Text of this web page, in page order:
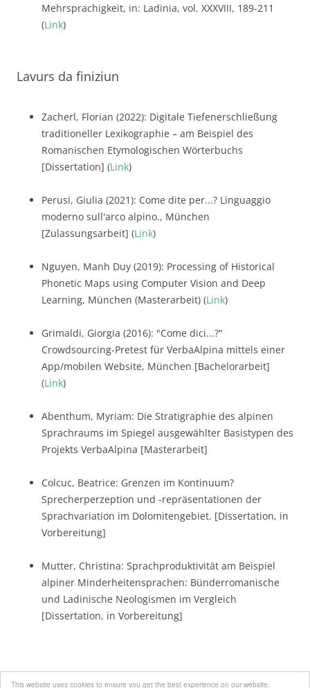
This website uses cookies to ensure you get the best experience on our website.
Mehrsprachigkeit, in: Ladinia, vol. XXXVIII, 189-211
(Link)
Lavurs da finiziun
Zacherl, Florian (2022): Digitale Tiefenerschließung
traditioneller Lexikographie – am Beispiel des
Romanischen Etymologischen Wörterbuchs
[Dissertation] (Link)
Perusi, Giulia (2021): Come dite per...? Linguaggio
moderno sull'arco alpino., München
[Zulassungsarbeit] (Link)
Nguyen, Manh Duy (2019): Processing of Historical
Phonetic Maps using Computer Vision and Deep
Learning, München (Masterarbeit) (Link)
Grimaldi, Giorgia (2016): "Come dici...?"
Crowdsourcing-Pretest für VerbaAlpina mittels einer
App/mobilen Website, München [Bachelorarbeit]
(Link)
Abenthum, Myriam: Die Stratigraphie des alpinen
Sprachraums im Spiegel ausgewählter Basistypen des
Projekts VerbaAlpina [Masterarbeit]
Colcuc, Beatrice: Grenzen im Kontinuum?
Sprecherperzeption und -repräsentationen der
Sprachvariation im Dolomitengebiet. [Dissertation, in
Vorbereitung]
Mutter, Christina: Sprachproduktivität am Beispiel
alpiner Minderheitensprachen: Bünderromanische
und Ladinische Neologismen im Vergleich
[Dissertation, in Vorbereitung]